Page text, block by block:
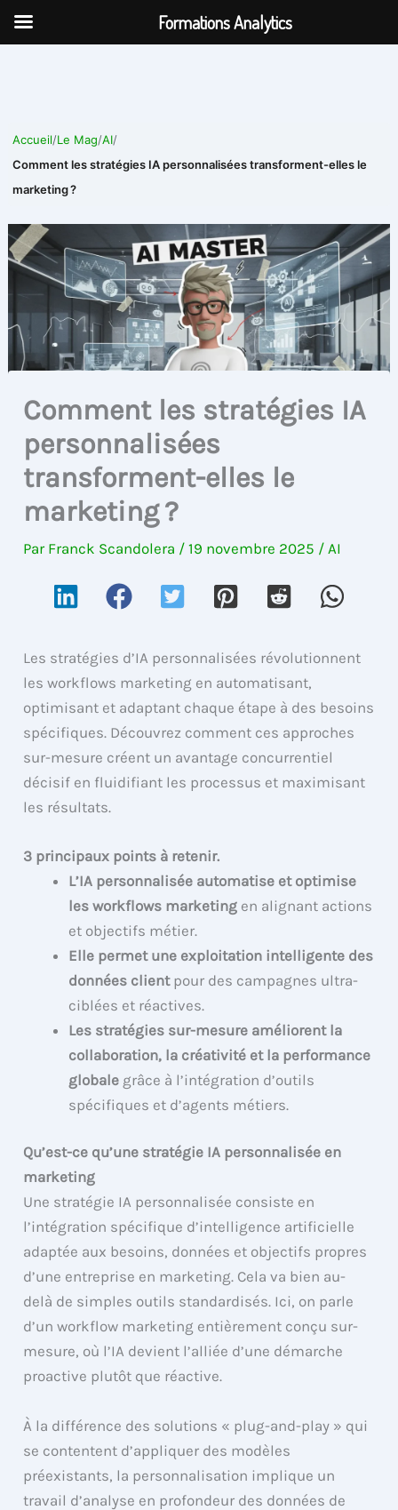
Aller
Accueil/Le Mag/AI/
Comment les stratégies IA personnalisées transforment-elles le
marketing ?
Comment les stratégies IA
personnalisées
transforment-elles le
marketing ?
Par Franck Scandolera /19 novembre 2025 / AI
Les stratégies d’IA personnalisées révolutionnent
les workflows marketing en automatisant,
optimisant et adaptant chaque étape à des besoins
spécifiques. Découvrez comment ces approches
sur-mesure créent un avantage concurrentiel
décisif en fluidifiant les processus et maximisant
les résultats.
3 principaux points à retenir.
L’IA personnalisée automatise et optimise
les workflows marketing en alignant actions
et objectifs métier.
Elle permet une exploitation intelligente des
données clientpour des campagnes ultra-
ciblées et réactives.
Les stratégies sur-mesure améliorent la
collaboration, la créativité et la performance
globale grâce à l’intégration d’outils
spécifiques et d’agents métiers.
Qu’est-ce qu’une stratégie IA personnalisée en
marketing
Une stratégie IA personnalisée consiste en
l’intégration spécifique d’intelligence artificielle
adaptée aux besoins, données et objectifs propres
d’une entreprise en marketing. Cela va bien au-
delà de simples outils standardisés. Ici, on parle
d’un workflow marketing entièrement conçu sur-
mesure, où l’IA devient l’alliée d’une démarche
proactive plutôt que réactive.
À la différence des solutions « plug-and-play » qui
se contentent d’appliquer des modèles
préexistants, la personnalisation implique un
travail d’analyse en profondeur des données de
Formations Analytics